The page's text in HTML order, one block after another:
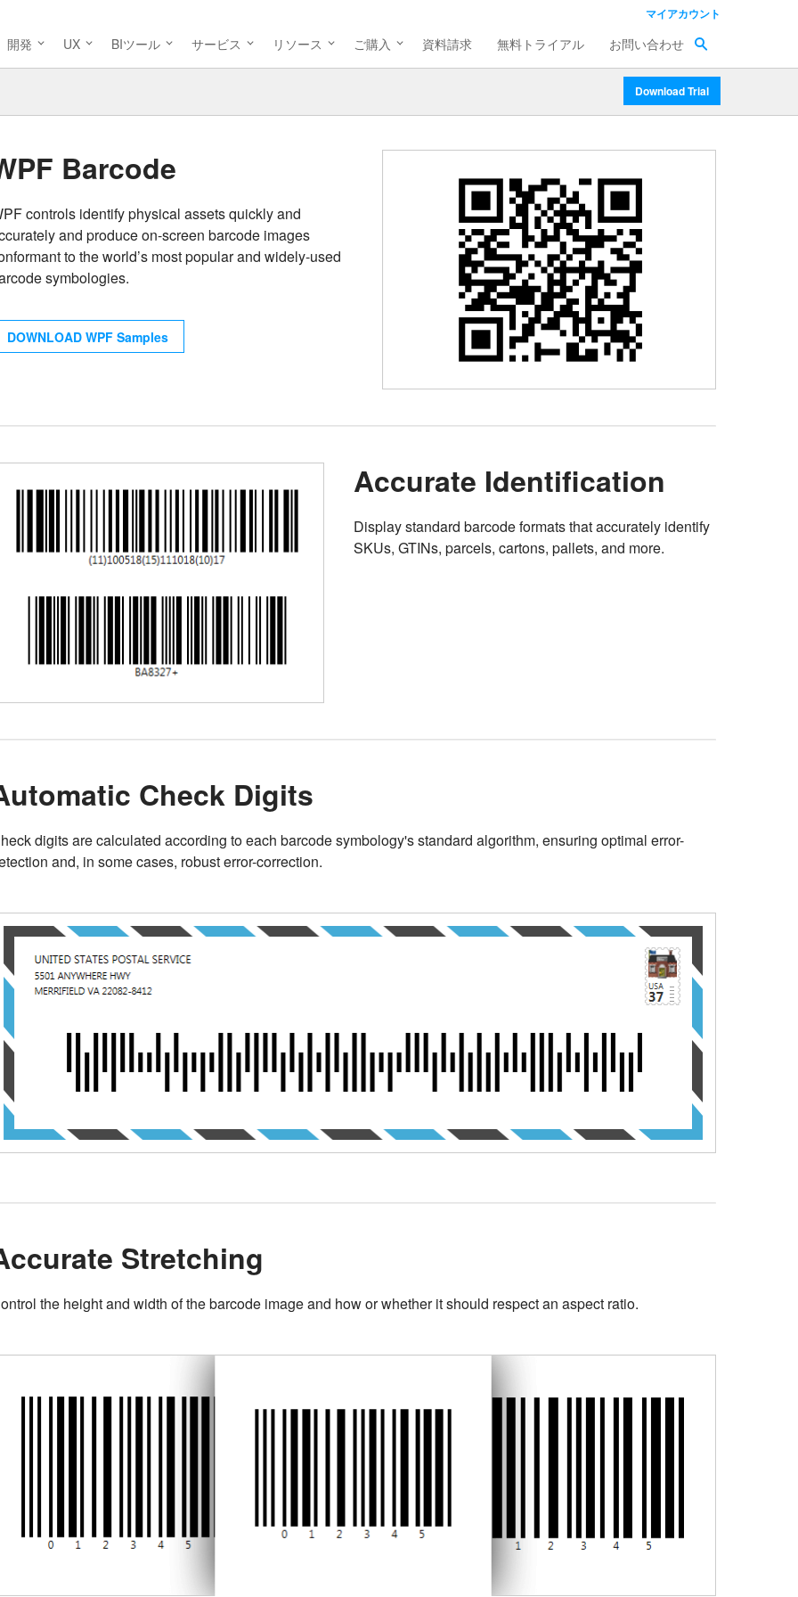
マイアカウント
開発 UX BIツール サービス リソース ご購入 資料請求 無料トライアル お問い合わせ
Download Trial
Barcode
controls identify physical assets quickly and
and produce on-screen barcode images
to the world’s most popular and widely-used
symbologies.
DOWNLOAD WPF Samples
Accurate Identification
Display standard barcode formats that accurately identify
SKUs, GTINs, parcels, cartons, pallets, and more.
Check Digits
digits are calculated according to each barcode symbology's standard algorithm, ensuring optimal error-
and, in some cases, robust error-correction.
Stretching
the height and width of the barcode image and how or whether it should respect an aspect ratio.